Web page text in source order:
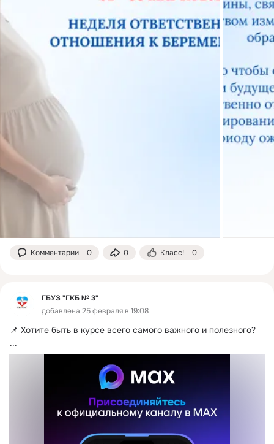
Комментарии 0 0 Класс! 0
ГБУЗ "ГКБ № 3"
добавлена 25 февраля в 19:08
📌 Хотите быть в курсе всего самого важного и полезного?
...